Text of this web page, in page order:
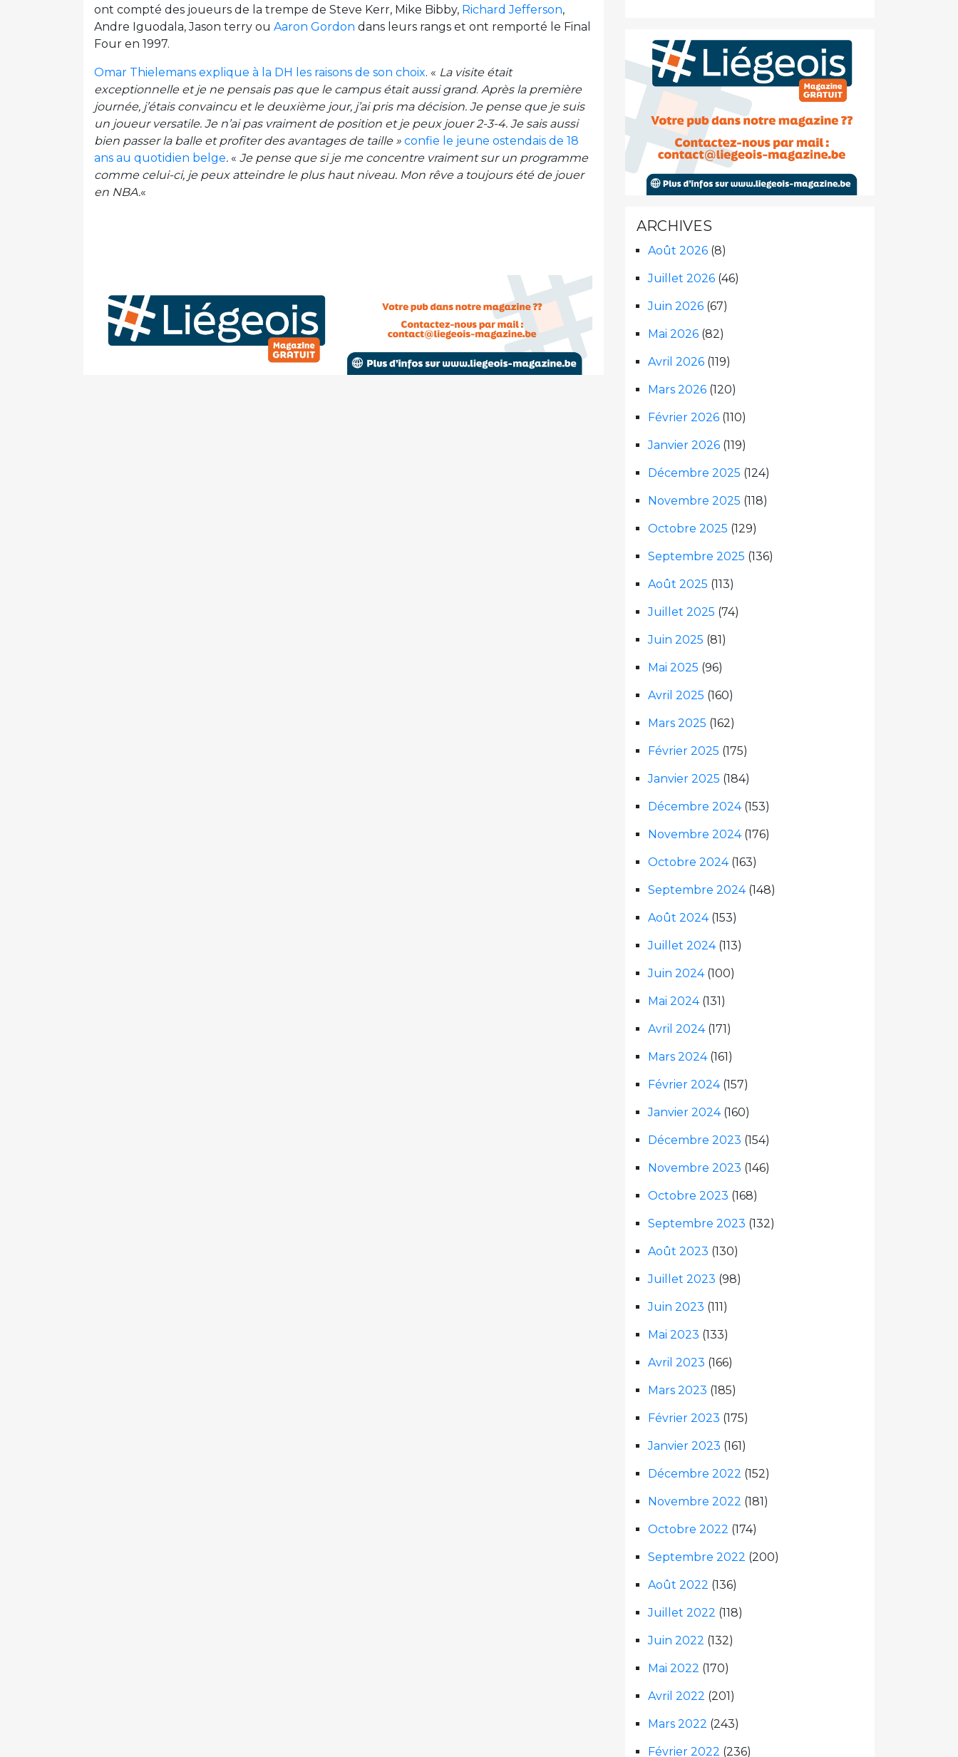
ont compté des joueurs de la trempe de Steve Kerr, Mike Bibby, Richard Jefferson,
Andre Iguodala, Jason terry ou Aaron Gordon dans leurs rangs et ont remporté le Final
Four en 1997.
Omar Thielemans explique à la DH les raisons de son choix. « La visite était
exceptionnelle et je ne pensais pas que le campus était aussi grand. Après la première
journée, j’étais convaincu et le deuxième jour, j’ai pris ma décision. Je pense que je suis
un joueur versatile. Je n’ai pas vraiment de position et je peux jouer 2-3-4. Je sais aussi
bien passer la balle et profiter des avantages de taille » confie le jeune ostendais de 18
ans au quotidien belge. « Je pense que si je me concentre vraiment sur un programme
comme celui-ci, je peux atteindre le plus haut niveau. Mon rêve a toujours été de jouer
en NBA.«
ARCHIVES
Août 2026 (8)
Juillet 2026 (46)
Juin 2026 (67)
Mai 2026 (82)
Avril 2026 (119)
Mars 2026 (120)
Février 2026 (110)
Janvier 2026 (119)
Décembre 2025 (124)
Novembre 2025 (118)
Octobre 2025 (129)
Septembre 2025 (136)
Août 2025 (113)
Juillet 2025 (74)
Juin 2025 (81)
Mai 2025 (96)
Avril 2025 (160)
Mars 2025 (162)
Février 2025 (175)
Janvier 2025 (184)
Décembre 2024(153)
Novembre 2024(176)
Octobre 2024(163)
Septembre 2024(148)
Août 2024(153)
Juillet 2024(113)
Juin 2024(100)
Mai 2024(131)
Avril 2024(171)
Mars 2024(161)
Février 2024(157)
Janvier 2024(160)
Décembre 2023 (154)
Novembre 2023 (146)
Octobre 2023 (168)
Septembre 2023 (132)
Août 2023 (130)
Juillet 2023 (98)
Juin 2023 (111)
Mai 2023 (133)
Avril 2023 (166)
Mars 2023 (185)
Février 2023 (175)
Janvier 2023 (161)
Décembre 2022 (152)
Novembre 2022 (181)
Octobre 2022 (174)
Septembre 2022 (200)
Août 2022 (136)
Juillet 2022 (118)
Juin 2022 (132)
Mai 2022 (170)
Avril 2022 (201)
Mars 2022 (243)
Février 2022 (236)